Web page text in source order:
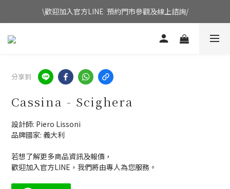
\歡迎加入官方LINE  預約門市參觀及線上諮詢/
分享到
Cassina - Scighera
設計師: Piero Lissoni
品牌國家: 義大利
若想了解更多商品資訊及報價，
歡迎加入官方LINE，我們將由專人為您服務。